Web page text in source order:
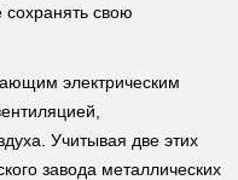
сохранять свою
электрическим
Учитывая две этих
завода металлических